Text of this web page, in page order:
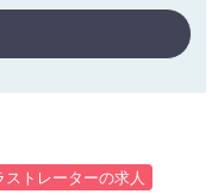
トレーターの求人